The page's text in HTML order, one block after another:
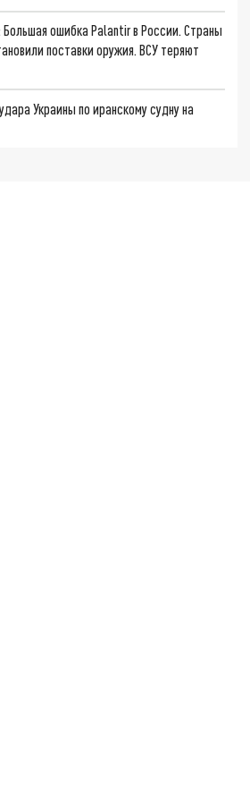
Большая ошибка Palantir в России. Страны
поставки оружия. ВСУ теряют
Украины по иранскому судну на